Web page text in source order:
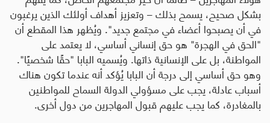
بشكل صحيح، يسمح بذلك – وتعزيز أهداف أولئك الذين يرغبون
في أن يصبحوا أعضاء في مجتمع جديد". ويُظهر هذا المقطع أن
"الحق في الهجرة" هو حق إنساني أساسي، لا يعتمد على
المواطنة، بل على الإنسانية ذاتها. ويُسميه البابا "حقًا شخصيًا".
وهو حق أساسي إلى درجة أن البابا يُؤكد أنه عندما تكون هناك
أسباب عادلة، يجب على مسؤولي الدولة السماح للمواطنين
بالمغادرة، كما يجب عليهم قبول المهاجرين من دول أخرى.